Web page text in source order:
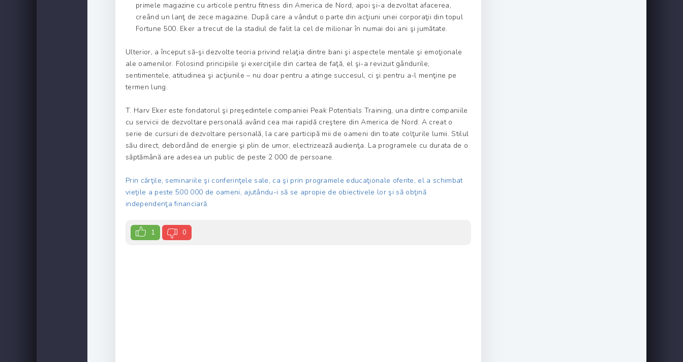
primele magazine cu articole pentru fitness din America de Nord, apoi şi-a dezvoltat afacerea,
creând un lanţ de zece magazine. După care a vândut o parte din acţiuni unei corporaţii din topul
Fortune 500. Eker a trecut de la stadiul de falit la cel de milionar în numai doi ani şi jumătate.
Ulterior, a început să-şi dezvolte teoria privind relaţia dintre bani şi aspectele mentale şi emoţionale
ale oamenilor. Folosind principiile şi exerciţiile din cartea de faţă, el şi-a revizuit gândurile,
sentimentele, atitudinea şi acţiunile – nu doar pentru a atinge succesul, ci şi pentru a-l menţine pe
termen lung.
T. Harv Eker este fondatorul şi preşedintele companiei Peak Potentials Training, una dintre companiile
cu servicii de dezvol­tare personală având cea mai rapidă creştere din America de Nord. A creat o
serie de cursuri de dezvoltare personală, la care participă mii de oameni din toate colţurile lumii. Stilul
său direct, debordând de energie şi plin de umor, electrizează audienţa. La programele cu durata de o
săptămână are adesea un public de peste 2 000 de persoane.
Prin cărţile, seminariile şi conferinţele sale, ca şi prin programele educaţionale oferite, el a schimbat
vieţile a peste 500 000 de oameni, ajutându-i să se apropie de obiectivele lor şi să obţină
independenţa financiară.
1 0